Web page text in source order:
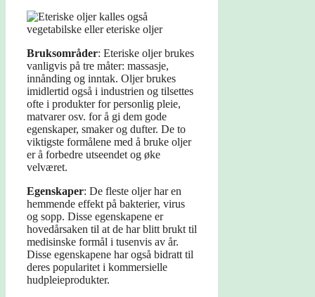
Bruksområder: Eteriske oljer brukes
vanligvis på tre måter: massasje,
innånding og inntak. Oljer brukes
imidlertid også i industrien og tilsettes
ofte i produkter for personlig pleie,
matvarer osv. for å gi dem gode
egenskaper, smaker og dufter. De to
viktigste formålene med å bruke oljer
er å forbedre utseendet og øke
velværet.
Egenskaper: De fleste oljer har en
hemmende effekt på bakterier, virus
og sopp. Disse egenskapene er
hovedårsaken til at de har blitt brukt til
medisinske formål i tusenvis av år.
Disse egenskapene har også bidratt til
deres popularitet i kommersielle
hudpleieprodukter.